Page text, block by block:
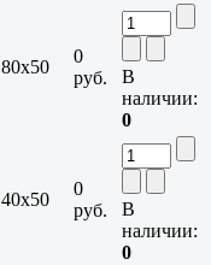
80x50
0
руб.
В
наличии:
0
40x50
0
руб.
В
наличии:
0